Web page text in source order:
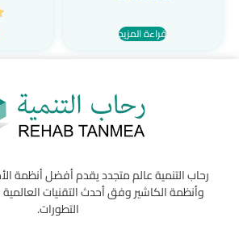
من 5
قراءة المزيد
رحاب التنمية عالم متجدد يقدم أفضل أنظمة
وأنظمة الكاشير وفق أحدث التقنيات
التطورات.